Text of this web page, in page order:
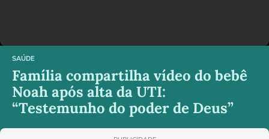
SAÚDE
Família compartilha vídeo do bebê
Noah após alta da UTI:
“Testemunho do poder de Deus”